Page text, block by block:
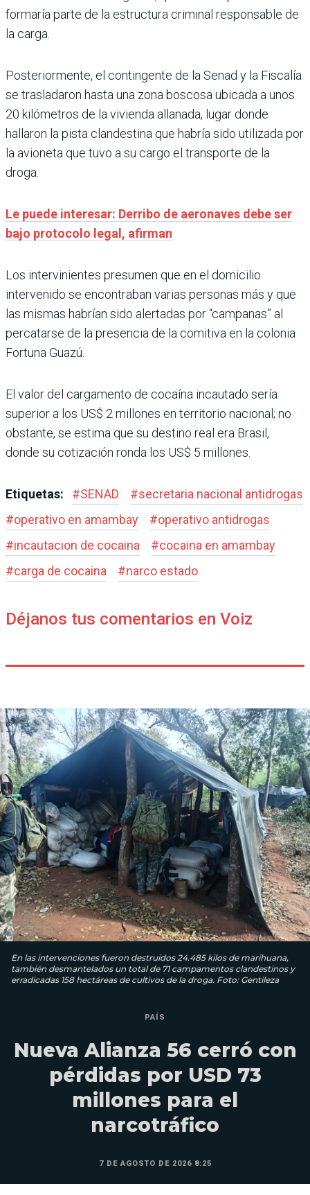
formaría parte de la estructura criminal responsable de
la carga.
Posteriormente, el contingente de la Senad y la Fiscalía
se trasladaron hasta una zona boscosa ubicada a unos
20 kilómetros de la vivienda allanada, lugar donde
hallaron la pista clandestina que habría sido utilizada por
la avioneta que tuvo a su cargo el transporte de la
droga.
Le puede interesar: Derribo de aeronaves debe ser
bajo protocolo legal, afirman
Los intervinientes presumen que en el domicilio
intervenido se encontraban varias personas más y que
las mismas habrían sido alertadas por “campanas” al
percatarse de la presencia de la comitiva en la colonia
Fortuna Guazú.
El valor del cargamento de cocaína incautado sería
superior a los US$ 2 millones en territorio nacional; no
obstante, se estima que su destino real era Brasil,
donde su cotización ronda los US$ 5 millones.
Etiquetas: #SENAD #secretaria nacional antidrogas
#operativo en amambay #operativo antidrogas
#incautacion de cocaina #cocaina en amambay
#carga de cocaina #narco estado
Déjanos tus comentarios en Voiz
En las intervenciones fueron destruidos 24.485 kilos de marihuana,
también desmantelados un total de 71 campamentos clandestinos y
erradicadas 158 hectáreas de cultivos de la droga. Foto: Gentileza
PAÍS
Nueva Alianza 56 cerró con
pérdidas por USD 73
millones para el
narcotráfico
7 DE AGOSTO DE 2026 8:25